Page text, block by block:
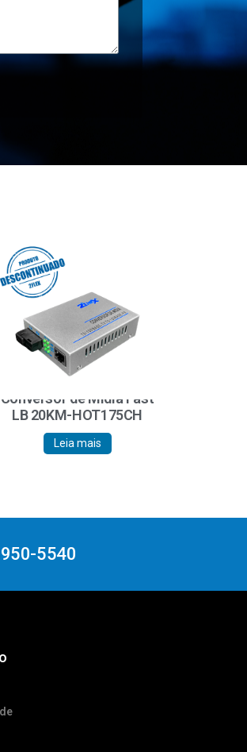
Conversor de Mídia Fast
LB 20KM-HOT175CH
Leia mais
5540